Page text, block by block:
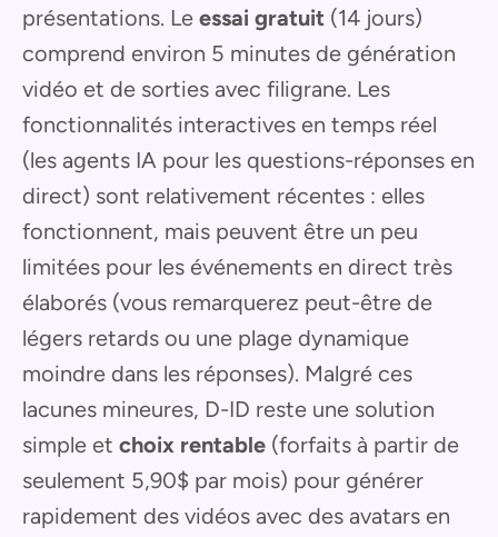
présentations. Le essai gratuit (14 jours)
comprend environ 5 minutes de génération
vidéo et de sorties avec filigrane. Les
fonctionnalités interactives en temps réel
(les agents IA pour les questions-réponses en
direct) sont relativement récentes : elles
fonctionnent, mais peuvent être un peu
limitées pour les événements en direct très
élaborés (vous remarquerez peut-être de
légers retards ou une plage dynamique
moindre dans les réponses). Malgré ces
lacunes mineures, D-ID reste une solution
simple et choix rentable (forfaits à partir de
seulement 5,90$ par mois) pour générer
rapidement des vidéos avec des avatars en